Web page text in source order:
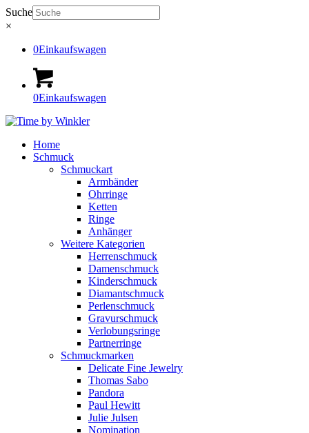
Suche
×
0Einkaufswagen
0Einkaufswagen
Home
Schmuck
Schmuckart
Armbänder
Ohrringe
Ketten
Ringe
Anhänger
Weitere Kategorien
Herrenschmuck
Damenschmuck
Kinderschmuck
Diamantschmuck
Perlenschmuck
Gravurschmuck
Verlobungsringe
Partnerringe
Schmuckmarken
Delicate Fine Jewelry
Thomas Sabo
Pandora
Paul Hewitt
Julie Julsen
Nomination